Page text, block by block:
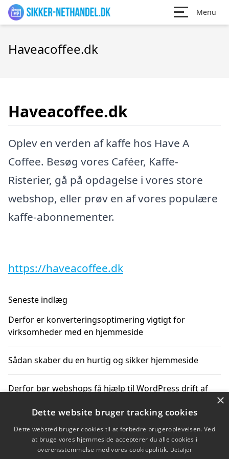
Menu
Haveacoffee.dk
Haveacoffee.dk
Oplev en verden af kaffe hos Have A
Coffee. Besøg vores Caféer, Kaffe-
Risterier, gå på opdagelse i vores store
webshop, eller prøv en af vores populære
kaffe-abonnementer.
https://haveacoffee.dk
Seneste indlæg
Derfor er konverteringsoptimering vigtigt for
virksomheder med en hjemmeside
Sådan skaber du en hurtig og sikker hjemmeside
Derfor bør webshops få hjælp til WordPress drift af
Sikker nethandel gør det lettere at købe barkflis online
×
Dette website bruger tracking cookies
Dette websted bruger cookies til at forbedre brugeroplevelsen. Ved
at bruge vores hjemmeside accepterer du alle cookies i
overensstemmelse med vores cookiepolitik. Detaljer